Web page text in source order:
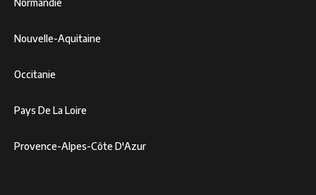
Nouvelle-Aquitaine
Occitanie
Pays De La Loire
Provence-Alpes-Côte D'Azur